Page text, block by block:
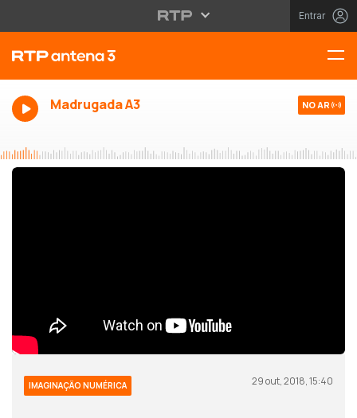
Entrar
Madrugada A3 NO AR
IMAGINAÇÃO NUMÉRICA 29 out, 2018, 15:40